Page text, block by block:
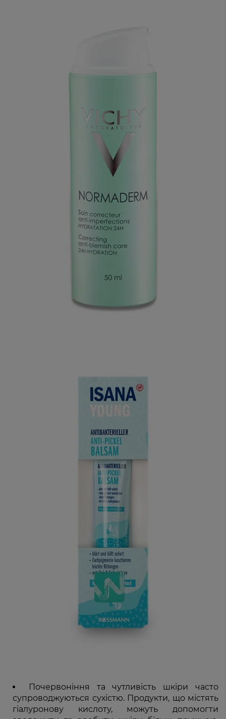
Почервоніння та чутливість шкіри часто
супроводжуються сухістю. Продукти, що містять
гіалуронову кислоту, можуть допомогти